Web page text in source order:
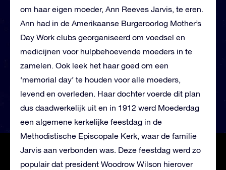
om haar eigen moeder, Ann Reeves Jarvis, te eren.
Ann had in de Amerikaanse Burgeroorlog Mother’s
Day Work clubs georganiseerd om voedsel en
medicijnen voor hulpbehoevende moeders in te
zamelen. Ook leek het haar goed om een
‘memorial day’ te houden voor alle moeders,
levend en overleden. Haar dochter voerde dit plan
dus daadwerkelijk uit en in 1912 werd Moederdag
een algemene kerkelijke feestdag in de
Methodistische Episcopale Kerk, waar de familie
Jarvis aan verbonden was. Deze feestdag werd zo
populair dat president Woodrow Wilson hierover